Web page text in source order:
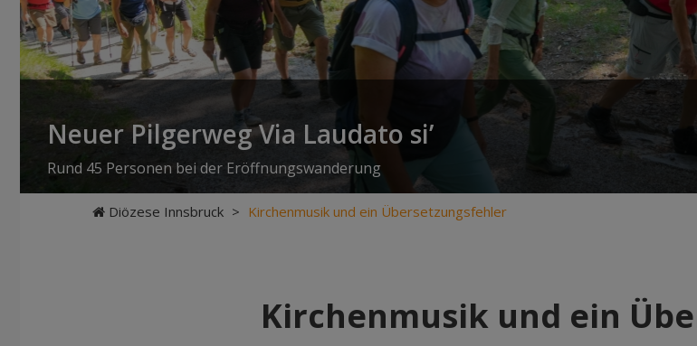
Neuer Pilgerweg Via Laudato si’
Rund 45 Personen bei der Eröffnungswanderung
Diözese Innsbruck > Kirchenmusik und ein Übersetzungsfehler
Kirchenmusik und ein